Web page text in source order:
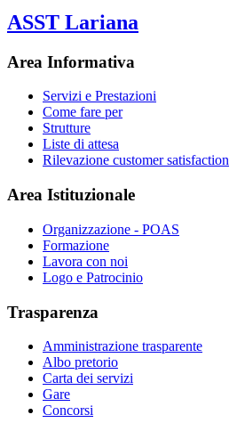
ASST Lariana
Area Informativa
Servizi e Prestazioni
Come fare per
Strutture
Liste di attesa
Rilevazione customer satisfaction
Area Istituzionale
Organizzazione - POAS
Formazione
Lavora con noi
Logo e Patrocinio
Trasparenza
Amministrazione trasparente
Albo pretorio
Carta dei servizi
Gare
Concorsi